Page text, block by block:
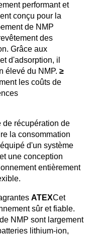
performant et
conçu pour la
de NMP
des
Grâce aux
d'adsorption, il
élevé du NMP. ≥
les coûts de
de récupération de
la consommation
d'un système
et une conception
entièrement
ATEXCet
sûr et fiable.
NMP sont largement
lithium-ion,